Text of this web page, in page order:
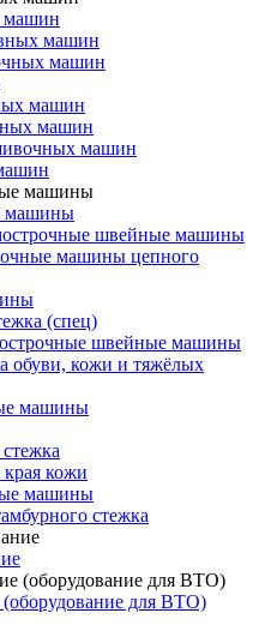
машин
машин
машин
машин
машин
машин
машины
швейные машины
машины цепного
(спец)
швейные машины
кожи и тяжёлых
машины
кожи
машины
стежка
(оборудование для ВТО)